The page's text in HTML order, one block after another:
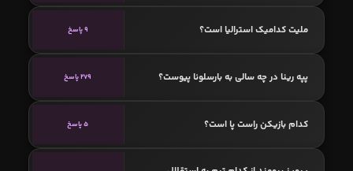
ملیت کدامیک استرالیا است؟ 9 پاسخ
پپه رینا در چه سالی به بارسلونا پیوست؟ 279 پاسخ
کدام بازیکن راست پا است؟ 5 پاسخ